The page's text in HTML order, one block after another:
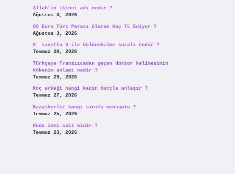
Allah’ın ikinci adı nedir ?
Ağustos 3, 2026
80 Euro Türk Parası Olarak Kaç TL Ediyor ?
Ağustos 3, 2026
6. sınıfta 3 ile bölünebilme kuralı nedir ?
Temmuz 30, 2026
Türkçeye Fransızcadan geçen doktor kelimesinin
kökenin anlamı nedir ?
Temmuz 29, 2026
Koç erkeği hangi kadın burçla anlaşır ?
Temmuz 27, 2026
Kazaskerler hangi sınıfa mensuptu ?
Temmuz 25, 2026
Hüda ismi caiz midir ?
Temmuz 23, 2026